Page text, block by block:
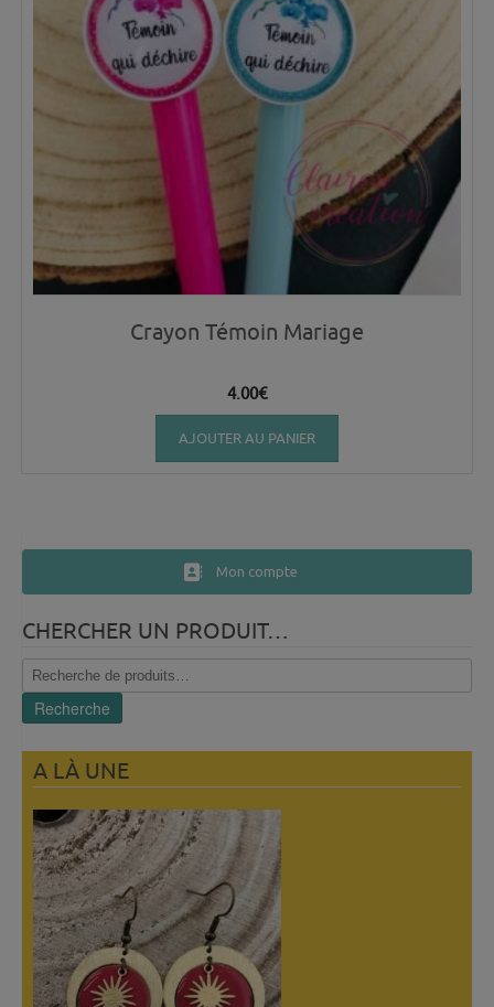
Crayon Témoin Mariage
4.00€
AJOUTER AU PANIER
Mon compte
CHERCHER UN PRODUIT…
Recherche
pour :
Recherche
A LÀ UNE